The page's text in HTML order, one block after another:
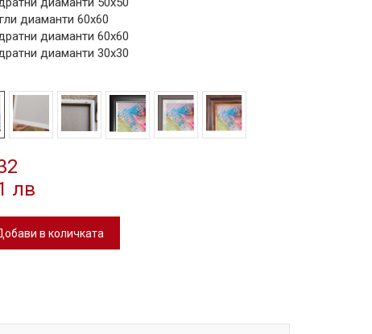
диаманти 60х60
диаманти 60х60
диаманти 30х30
лв
в количката